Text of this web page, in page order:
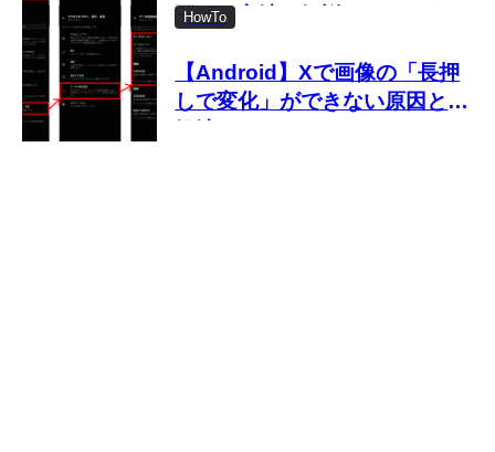
更する方法を解説
HowTo
【Android】Xで画像の「長押
しで変化」ができない原因と対